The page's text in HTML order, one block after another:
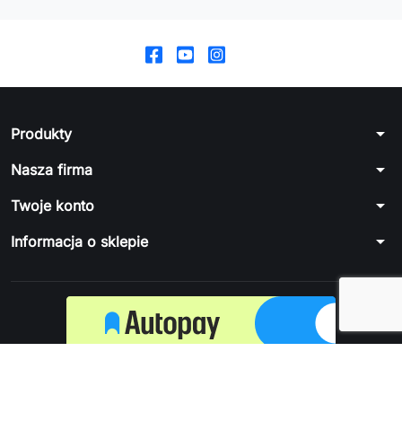
Produkty arrow_drop_down
Nasza firma arrow_drop_down
Twoje konto arrow_drop_down
Informacja o sklepie arrow_drop_down